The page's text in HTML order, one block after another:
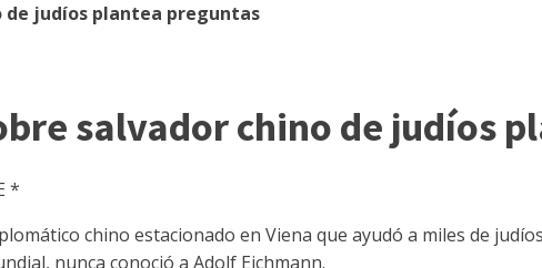
de judíos plantea preguntas
salvador chino de judíos
*
chino estacionado en Viena que ayudó a miles de
nunca conoció a Adolf Eichmann.